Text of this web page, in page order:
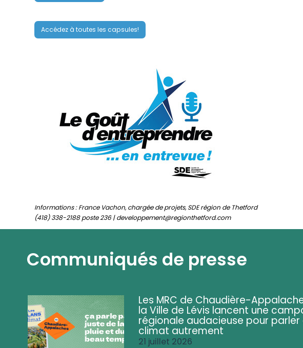
Accédez à toutes les capsules!
Informations : France Vachon, chargée de projets, SDE région de Thetford
(418) 338-2188 poste 236 | developpement@regionthetford.com
Communiqués de presse
Les MRC de Chaudière-
la Ville de Lévis lancent une
régionale audacieuse pour parler
climat autrement
21 juillet 2026